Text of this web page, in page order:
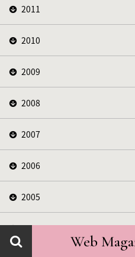
2011
2010
2009
2008
2007
2006
2005
2004
Web